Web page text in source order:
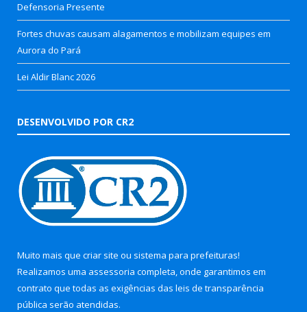
Defensoria Presente
Fortes chuvas causam alagamentos e mobilizam equipes em
Aurora do Pará
Lei Aldir Blanc 2026
DESENVOLVIDO POR CR2
Muito mais que criar site ou sistema para prefeituras!
Realizamos uma assessoria completa, onde garantimos em
contrato que todas as exigências das leis de transparência
pública serão atendidas.